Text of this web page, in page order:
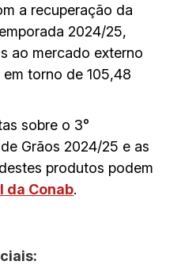
a recuperação da
2024/25,
ao mercado externo
torno de 105,48
sobre o 3°
Grãos 2024/25 e as
produtos podem
da Conab.